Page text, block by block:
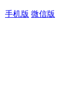
手机版 微信版